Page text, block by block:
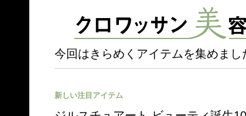
今回はきらめくアイテムを集めま
新しい注目アイテム